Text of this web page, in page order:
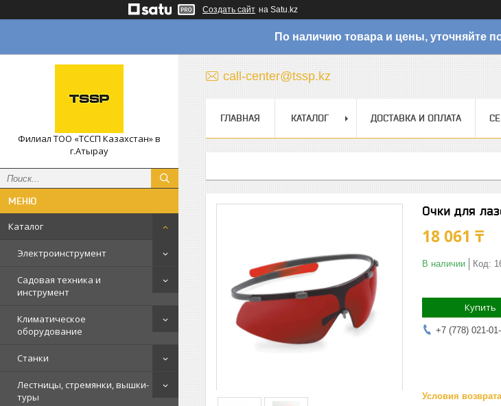
Создать сайт на Satu.kz
По наличию товара и цены, уточняйте
Филиал ТОО «ТССП Казахстан» в
г.Атырау
Каталог
Электроинструмент
Садовая техника и
инструмент
Климатическое
оборудование
Станки
Лестницы, стремянки, вышки-
туры
call-center@tssp.kz
ГЛАВНАЯ КАТАЛОГ ДОСТАВКА И ОПЛАТА
Очки для
18 061 ₸
В наличии Код:
Купить
+7 (778) 021-